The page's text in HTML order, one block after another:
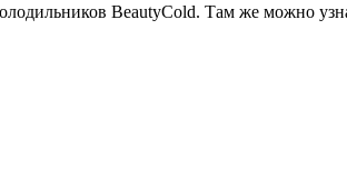
BeautyCold. Там же можно